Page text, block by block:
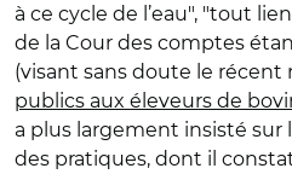
à ce cycle de l’eau", "tout
de la Cour des comptes
(visant sans doute le récent
publics aux éleveurs de
a plus largement insisté sur
des pratiques, dont il